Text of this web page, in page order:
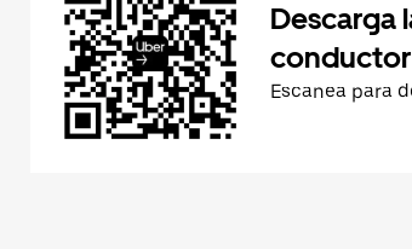
Descarga
conductor
Escanea para